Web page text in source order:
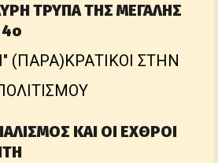
ΤΡΥΠΑ ΤΗΣ ΜΕΓΑΛΗΣ
(ΠΑΡΑ)ΚΡΑΤΙΚΟΙ ΣΤΗΝ
ΚΑΙ ΟΙ ΕΧΘΡΟΙ